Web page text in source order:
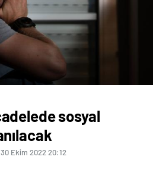
sosyal
30 Ekim 2022 20:12